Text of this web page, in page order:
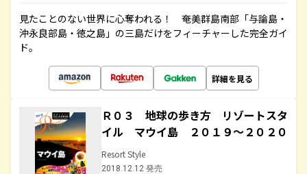
見たことのない世界に心奪われる！ 奄美群島南部「与論島・
沖永良部島・徳之島」の三島だけをフィーチャーした完全ガイ
ド。
詳細を見る
Ｒ０３ 地球の歩き方 リゾートスタ
イル マウイ島 ２０１９～２０２０
Resort Style
2018.12.12 発売